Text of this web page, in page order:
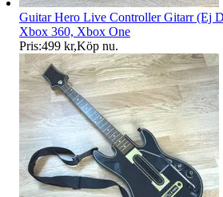
Guitar Hero Live Controller Gitarr (Ej
Xbox 360, Xbox One
Pris:499 kr,Köp nu.